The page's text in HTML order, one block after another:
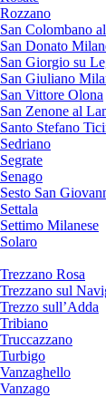
Colombano
Donato
Giorgio su
Giuliano
Vittore Olona
Zenone al
Stefano
San
Milanese
Rosa
sul
sull’Adda